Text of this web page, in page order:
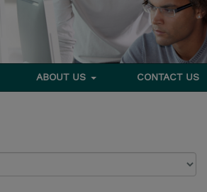
ABOUT US CONTACT US